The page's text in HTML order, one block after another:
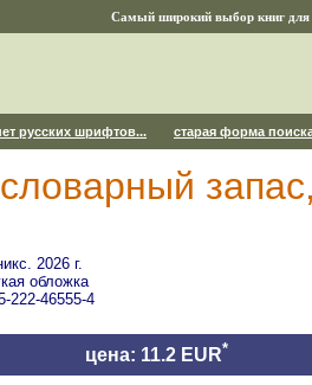
Самый широкий выбор книг для
русских шрифтов... старая форма
2026 г.
обложка
222-46555-4
цена: 11.2 EUR*